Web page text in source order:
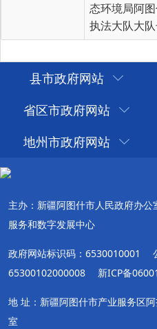
态环境局阿
执法大队大队
县市政府网站
省区市政府网站
地州市政府网站
主办：新疆阿图什市人民政府办公
服务和数字发展中心
政府网站标识码：6530010001
65300102000008
新ICP备
地 址：新疆阿图什市产业服务区
室